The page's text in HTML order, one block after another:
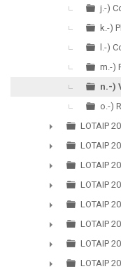
j.-)
k.-)
l.-)
m.-)
n.-)
o.-)
►
LOTAIP
►
LOTAIP
►
LOTAIP
►
LOTAIP
►
LOTAIP
►
LOTAIP
►
LOTAIP
LOTAIP